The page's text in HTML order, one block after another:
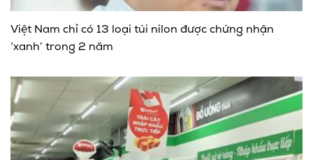
Việt Nam chỉ có 13 loại túi nilon được chứng nhận
‘xanh’ trong 2 năm